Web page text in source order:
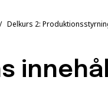
Delkurs 2:
innehåll